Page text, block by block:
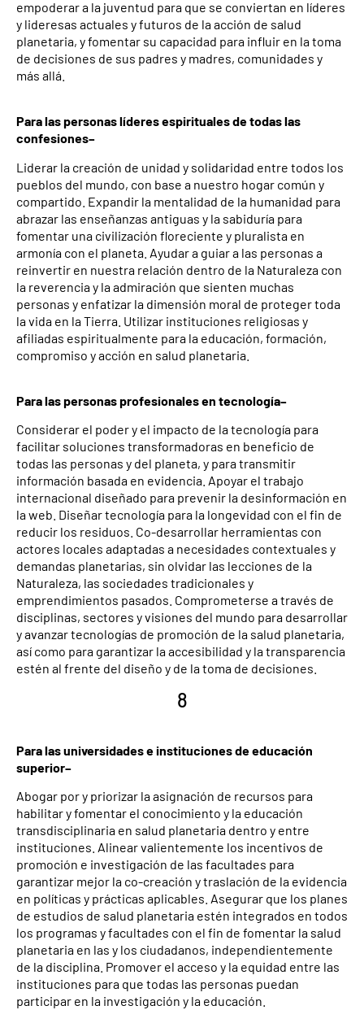
empoderar a la juventud para que se conviertan en líderes
y lideresas actuales y futuros de la acción de salud
planetaria, y fomentar su capacidad para influir en la toma
de decisiones de sus padres y madres, comunidades y
más allá.
Para las personas líderes espirituales de todas las
confesiones–
Liderar la creación de unidad y solidaridad entre todos los
pueblos del mundo, con base a nuestro hogar común y
compartido. Expandir la mentalidad de la humanidad para
abrazar las enseñanzas antiguas y la sabiduría para
fomentar una civilización floreciente y pluralista en
armonía con el planeta. Ayudar a guiar a las personas a
reinvertir en nuestra relación dentro de la Naturaleza con
la reverencia y la admiración que sienten muchas
personas y enfatizar la dimensión moral de proteger toda
la vida en la Tierra. Utilizar instituciones religiosas y
afiliadas espiritualmente para la educación, formación,
compromiso y acción en salud planetaria.
Para las personas profesionales en tecnología–
Considerar el poder y el impacto de la tecnología para
facilitar soluciones transformadoras en beneficio de
todas las personas y del planeta, y para transmitir
información basada en evidencia. Apoyar el trabajo
internacional diseñado para prevenir la desinformación en
la web. Diseñar tecnología para la longevidad con el fin de
reducir los residuos. Co-desarrollar herramientas con
actores locales adaptadas a necesidades contextuales y
demandas planetarias, sin olvidar las lecciones de la
Naturaleza, las sociedades tradicionales y
emprendimientos pasados. Comprometerse a través de
disciplinas, sectores y visiones del mundo para desarrollar
y avanzar tecnologías de promoción de la salud planetaria,
así como para garantizar la accesibilidad y la transparencia
estén al frente del diseño y de la toma de decisiones.
8
Para las universidades e instituciones de educación
superior–
Abogar por y priorizar la asignación de recursos para
habilitar y fomentar el conocimiento y la educación
transdisciplinaria en salud planetaria dentro y entre
instituciones. Alinear valientemente los incentivos de
promoción e investigación de las facultades para
garantizar mejor la co-creación y traslación de la evidencia
en políticas y prácticas aplicables. Asegurar que los planes
de estudios de salud planetaria estén integrados en todos
los programas y facultades con el fin de fomentar la salud
planetaria en las y los ciudadanos, independientemente
de la disciplina. Promover el acceso y la equidad entre las
instituciones para que todas las personas puedan
participar en la investigación y la educación.